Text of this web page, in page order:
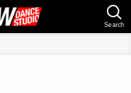
Search